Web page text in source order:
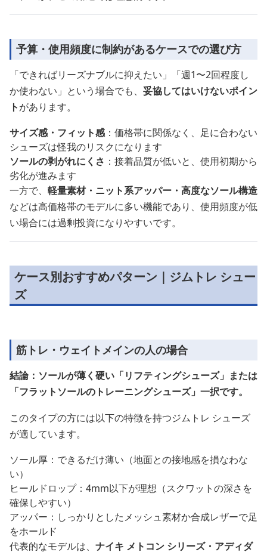
予算・使用頻度に制約があるケースでの選び方
「できればリーズナブルに抑えたい」「週1〜2回程度し
か使わない」という場合でも、 妥協してはいけないポイン
トがあります。
サイズ感・フィット感：価格帯に関係なく、足に合わない
シューズは怪我のリスクになります
ソールの剥がれにくさ ：接着品質が低いと、使用初期から
劣化が進みます
一方で、 軽量素材・ニット系アッパー・高度なソール構造
などは高価格帯のモデルに多い機能であり、使用頻度が低
い場合には過剰投資になりやすいです。
ケース別おすすめパターン｜ジムトレ シュー
ズ
筋トレ・ウェイトメインの人の場合
結論：ソールが薄く硬い「リフティングシューズ」または
「フラットソールのトレーニングシューズ」一択です。
このタイプの方には以下の特徴を持つジムトレ シューズ
が適しています。
ソール厚：できるだけ薄い（地面との接地感を損なわな
い）
ヒールドロップ：4mm以下が理想（スクワットの深さを
確保しやすい）
アッパー：しっかりとしたメッシュ素材か合成レザーで足
をホールド
代表的なモデルは、 ナイキ メトコン シリーズ・アディダ